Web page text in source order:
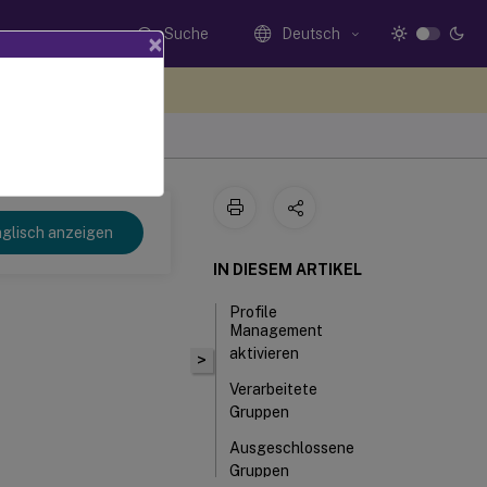
Suche Deutsch
anzeigen
>
IN DIESEM ARTIKEL
Profile
Management
aktivieren
Verarbeitete
Gruppen
Ausgeschlossene
Gruppen
×